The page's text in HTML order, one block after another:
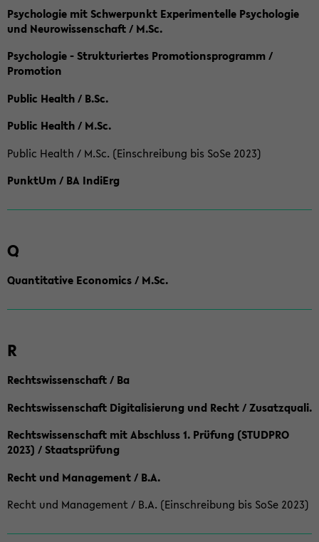
Psychologie mit Schwerpunkt Experimentelle Psychologie
und Neurowissenschaft / M.Sc.
Psychologie - Strukturiertes Promotionsprogramm /
Promotion
Public Health / B.Sc.
Public Health / M.Sc.
Public Health / M.Sc. (Einschreibung bis SoSe 2023)
PunktUm / BA IndiErg
Q
Quantitative Economics / M.Sc.
R
Rechtswissenschaft / Ba
Rechtswissenschaft Digitalisierung und Recht / Zusatzquali.
Rechtswissenschaft mit Abschluss 1. Prüfung (STUDPRO
2023) / Staatsprüfung
Recht und Management / B.A.
Recht und Management / B.A. (Einschreibung bis SoSe 2023)